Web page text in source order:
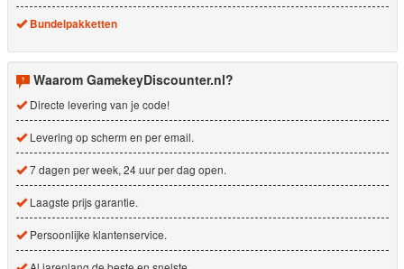
Bundelpakketten
Waarom GamekeyDiscounter.nl?
Directe levering van je code!
Levering op scherm en per email.
7 dagen per week, 24 uur per dag open.
Laagste prijs garantie.
Persoonlijke klantenservice.